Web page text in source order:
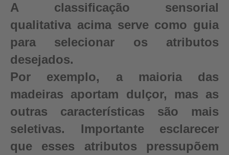
A classificação sensorial
qualitativa acima serve como guia
para selecionar os atributos
desejados.
Por exemplo, a maioria das
madeiras aportam dulçor, mas as
outras características são mais
seletivas. Importante esclarecer
que esses atributos pressupõem